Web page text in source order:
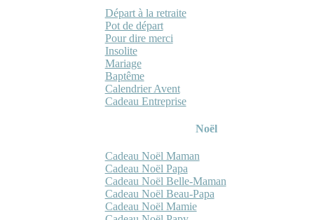
Départ à la retraite
Pot de départ
Pour dire merci
Insolite
Mariage
Baptême
Calendrier Avent
Cadeau Entreprise
Noël
Cadeau Noël Maman
Cadeau Noël Papa
Cadeau Noël Belle-Maman
Cadeau Noël Beau-Papa
Cadeau Noël Mamie